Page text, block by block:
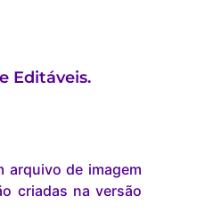
Editáveis.
arquivo de imagem
criadas na versão